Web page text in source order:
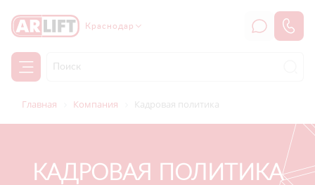
Краснодар
Главная Компания Кадровая политика
КАДРОВАЯ ПОЛИТИКА